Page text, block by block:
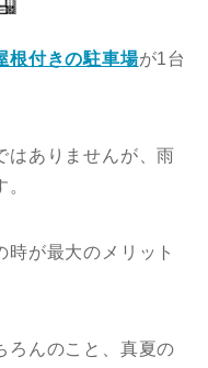
根付きの駐車場が1台
はありませんが、雨
が最大のメリット
ろんのこと、真夏の